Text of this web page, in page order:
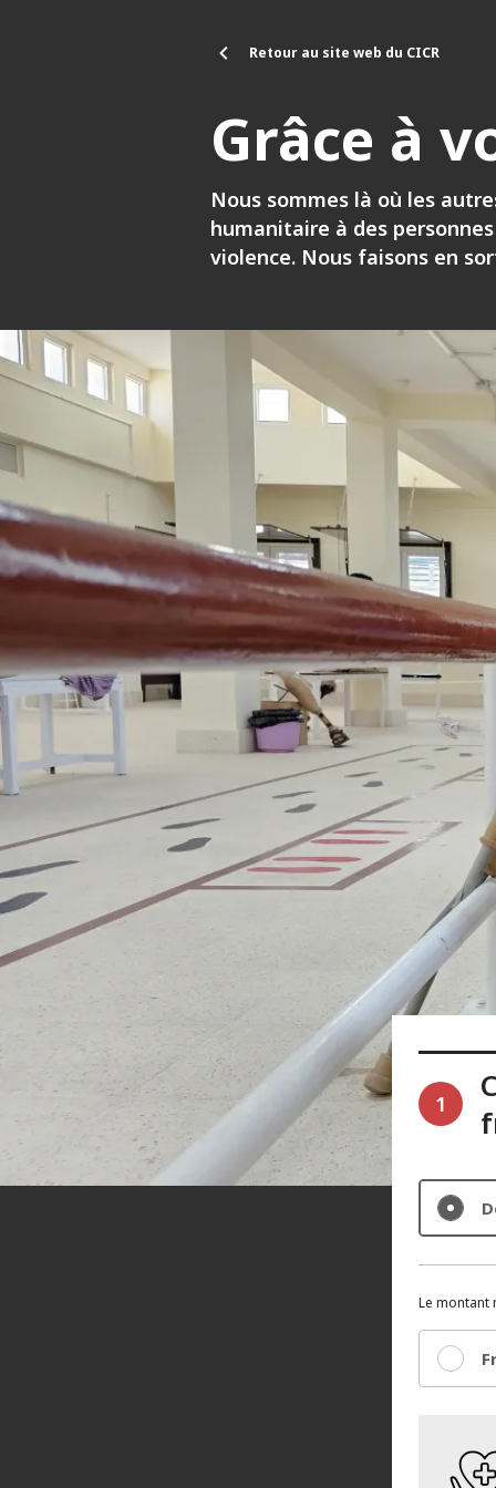
Retour au site web du CICR
Grâce à
Nous sommes là où les
humanitaire à des
violence. Nous faisons en
1
Le montant